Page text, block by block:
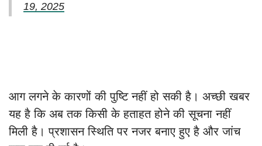
19, 2025
आग लगने के कारणों की पुष्टि नहीं हो सकी है। अच्छी खबर
यह है कि अब तक किसी के हताहत होने की सूचना नहीं
मिली है। प्रशासन स्थिति पर नजर बनाए हुए है और जांच